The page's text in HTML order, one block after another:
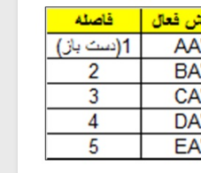
موریس ژار
موسیقی
موسیقی